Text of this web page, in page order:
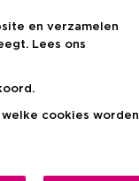
en verzamelen
Lees ons
cookies worden